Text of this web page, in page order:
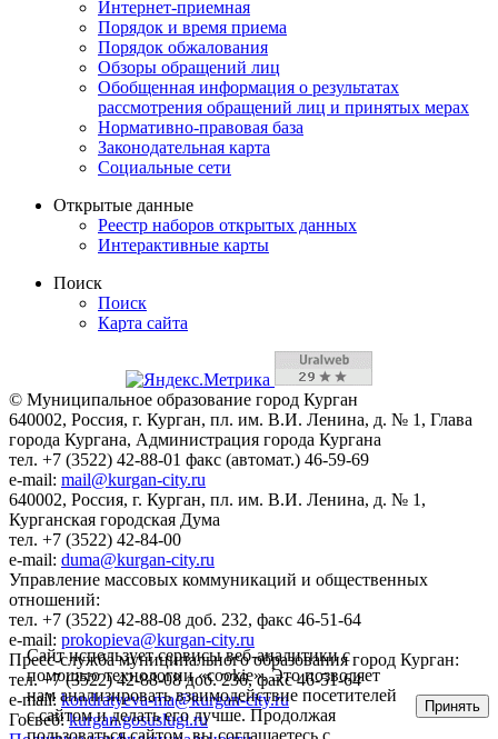
Интернет-приемная
Порядок и время приема
Порядок обжалования
Обзоры обращений лиц
Обобщенная информация о результатах
рассмотрения обращений лиц и принятых мерах
Нормативно-правовая база
Законодательная карта
Социальные сети
Открытые данные
Реестр наборов открытых данных
Интерактивные карты
Поиск
Поиск
Карта сайта
© Муниципальное образование город Курган
640002, Россия, г. Курган, пл. им. В.И. Ленина, д. № 1, Глава
города Кургана, Администрация города Кургана
тел. +7 (3522) 42-88-01 факс (автомат.) 46-59-69
e-mail: mail@kurgan-city.ru
640002, Россия, г. Курган, пл. им. В.И. Ленина, д. № 1,
Курганская городская Дума
тел. +7 (3522) 42-84-00
e-mail: duma@kurgan-city.ru
Управление массовых коммуникаций и общественных
отношений:
тел. +7 (3522) 42-88-08 доб. 232, факс 46-51-64
e-mail: prokopieva@kurgan-city.ru
Пресс-служба муниципального образования город Курган:
тел. +7 (3522) 42-88-08 доб. 236, факс 46-51-64
e-mail:kondratyeva-ma@kurgan-city.ru
Госвеб:kurgan.gosuslugi.ru
Сайт использует сервисы веб-аналитики с
помощью технологии «cookie». Это позволяет
нам анализировать взаимодействие посетителей
с сайтом и делать его лучше. Продолжая
пользоваться сайтом, вы соглашаетесь с
Принять